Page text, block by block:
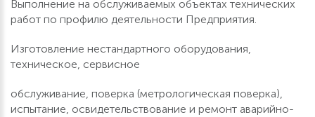
Выполнение на обслуживаемых объектах технических
работ по профилю деятельности Предприятия.
Изготовление нестандартного оборудования,
техническое, сервисное
обслуживание, поверка (метрологическая поверка),
испытание, освидетельствование и ремонт аварийно-